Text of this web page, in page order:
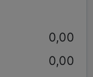
0,00
0,00